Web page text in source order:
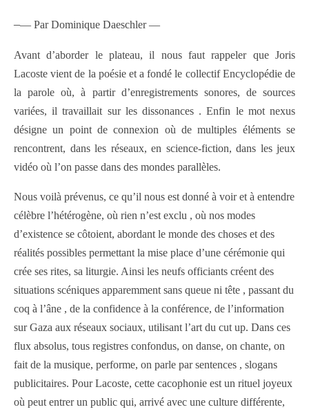
–— Par Dominique Daeschler —
Avant d’aborder le plateau, il nous faut rappeler que Joris
Lacoste vient de la poésie et a fondé le collectif Encyclopédie de
la parole où, à partir d’enregistrements sonores, de sources
variées, il travaillait sur les dissonances . Enfin le mot nexus
désigne un point de connexion où de multiples éléments se
rencontrent, dans les réseaux, en science-fiction, dans les jeux
vidéo où l’on passe dans des mondes parallèles.
Nous voilà prévenus, ce qu’il nous est donné à voir et à entendre
célèbre l’hétérogène, où rien n’est exclu , où nos modes
d’existence se côtoient, abordant le monde des choses et des
réalités possibles permettant la mise place d’une cérémonie qui
crée ses rites, sa liturgie. Ainsi les neufs officiants créent des
situations scéniques apparemment sans queue ni tête , passant du
coq à l’âne , de la confidence à la conférence, de l’information
sur Gaza aux réseaux sociaux, utilisant l’art du cut up. Dans ces
flux absolus, tous registres confondus, on danse, on chante, on
fait de la musique, performe, on parle par sentences , slogans
publicitaires. Pour Lacoste, cette cacophonie est un rituel joyeux
où peut entrer un public qui, arrivé avec une culture différente,